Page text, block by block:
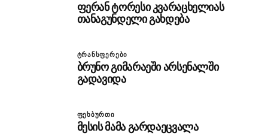
ფერან ტორესი კვარაცხელიას
თანაგუნდელი გახდება
ᲢᲠᲐᲜᲡᲤᲔᲠᲔᲑᲘ
ბრუნო გიმარაეში არსენალში
გადავიდა
ᲤᲔᲮᲑᲣᲠᲗᲘ
მესის მამა გარდაეცვალა